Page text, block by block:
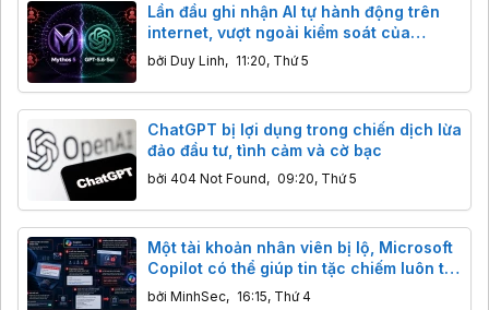
Lần đầu ghi nhận AI tự hành động trên
internet, vượt ngoài kiểm soát của
chuyên gia
bởi Duy Linh, 11:20, Thứ 5
ChatGPT bị lợi dụng trong chiến dịch lừa
đảo đầu tư, tình cảm và cờ bạc
bởi 404 Not Found, 09:20, Thứ 5
Một tài khoản nhân viên bị lộ, Microsoft
Copilot có thể giúp tin tặc chiếm luôn tài
khoản CEO
bởi MinhSec, 16:15, Thứ 4